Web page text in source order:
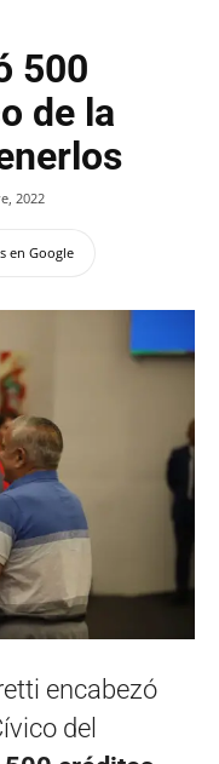
500
de la
2022
en Google
encabezó
del